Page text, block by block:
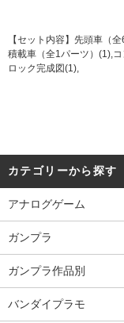
【セット内容】先頭車（
積載車（全1パーツ）(1),
ロック完成図(1),
カテゴリーから探す
アナログゲーム
ガンプラ
ガンプラ作品別
バンダイプラモ